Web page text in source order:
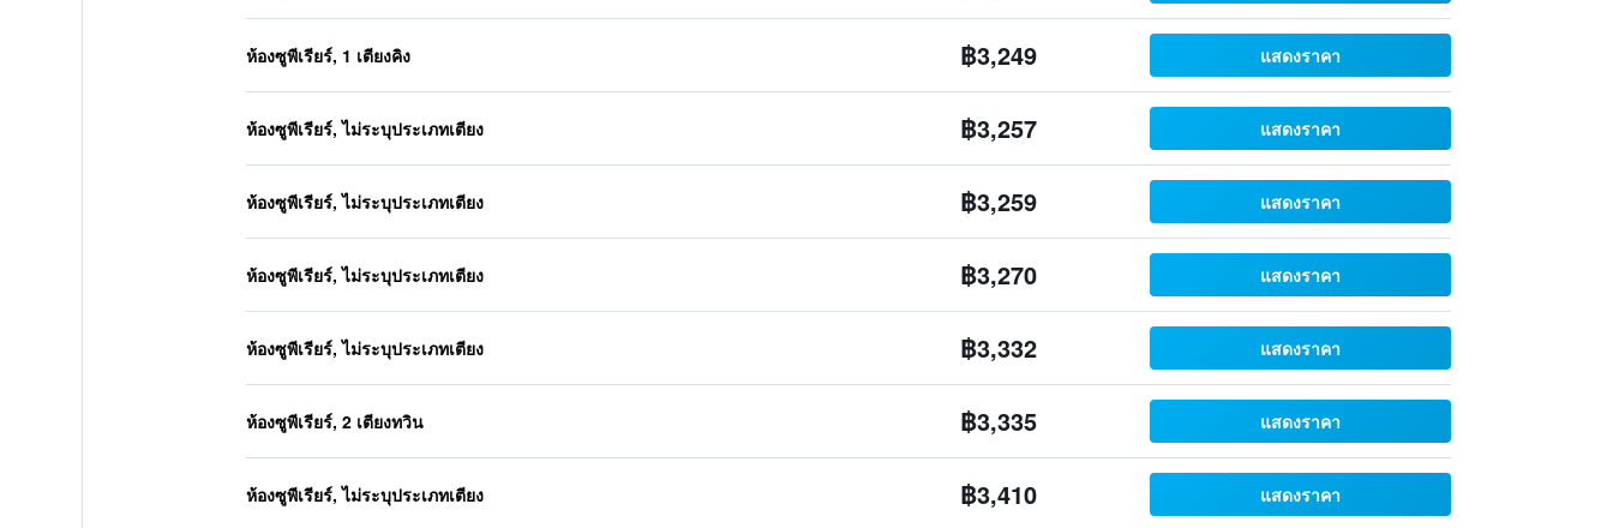
ห้องซูพีเรียร์, 1 เตียงคิง ฿3,249 แสดงราคา
ห้องซูพีเรียร์, ไม่ระบุประเภทเตียง ฿3,257 แสดงราคา
ห้องซูพีเรียร์, ไม่ระบุประเภทเตียง ฿3,259 แสดงราคา
ห้องซูพีเรียร์, ไม่ระบุประเภทเตียง ฿3,270 แสดงราคา
ห้องซูพีเรียร์, ไม่ระบุประเภทเตียง ฿3,332 แสดงราคา
ห้องซูพีเรียร์, 2 เตียงทวิน ฿3,335 แสดงราคา
ห้องซูพีเรียร์, ไม่ระบุประเภทเตียง ฿3,410 แสดงราคา